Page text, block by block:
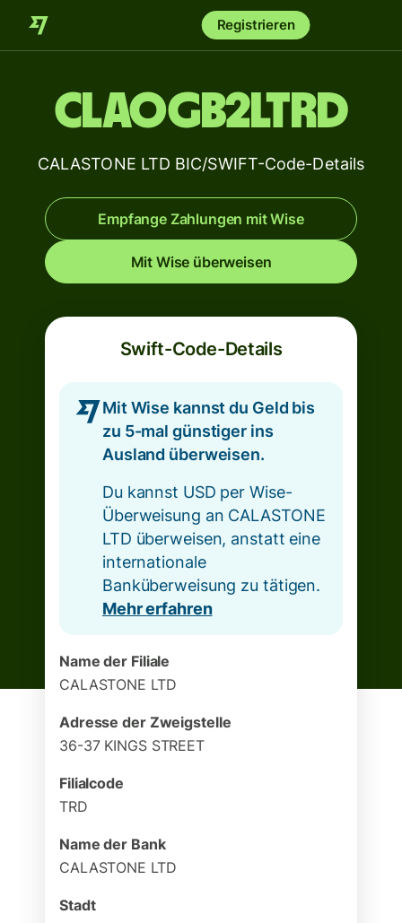
Registrieren
CLAOGB2LTRD
CALASTONE LTD BIC/SWIFT-Code-Details
Empfange Zahlungen mit Wise
Mit Wise überweisen
Swift-Code-Details
Mit Wise kannst du Geld bis
zu 5-mal günstiger ins
Ausland überweisen.
Du kannst USD per Wise-
Überweisung an CALASTONE
LTD überweisen, anstatt eine
internationale
Banküberweisung zu tätigen.
Mehr erfahren
Name der Filiale
CALASTONE LTD
Adresse der Zweigstelle
36-37 KINGS STREET
Filialcode
TRD
Name der Bank
CALASTONE LTD
Stadt